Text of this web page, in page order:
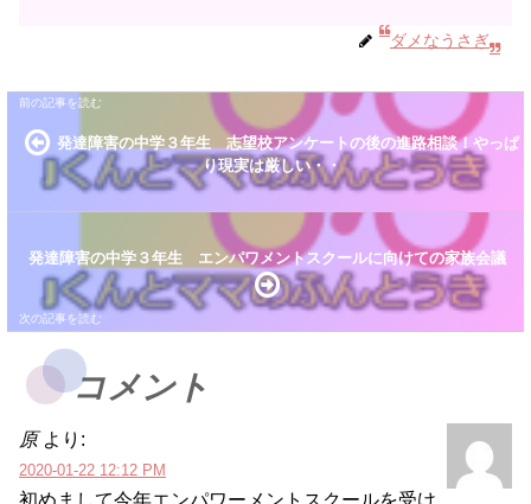
ダメなうさぎ
発達障害の中学３年生 志望校アンケートの後の進路相談！やっぱ
り現実は厳しい・・
発達障害の中学３年生 エンパワメントスクールに向けての家族会議
コメント
原 より:
2020-01-22 12:12 PM
初めまして今年エンパワーメントスクールを受け